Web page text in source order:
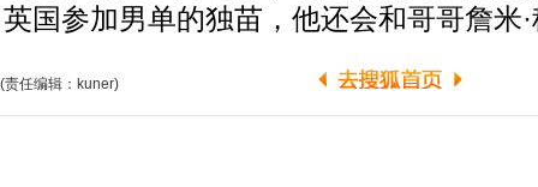
英国参加男单的独苗，他还会和哥哥詹米
(责任编辑：kuner)